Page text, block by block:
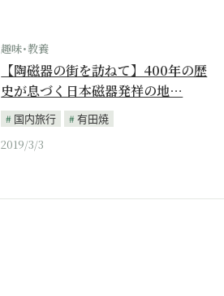
趣味･教養
【陶磁器の街を訪ねて】400年の歴
史が息づく日本磁器発祥の地…
国内旅行
有田焼
2019/3/3